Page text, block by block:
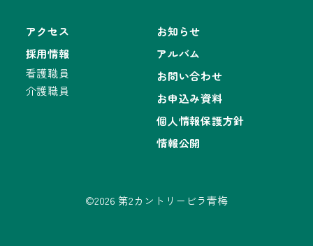
アクセス
採用情報
看護職員
介護職員
お知らせ
アルバム
お問い合わせ
お申込み資料
個人情報保護方針
情報公開
©2026 第2カントリービラ青梅